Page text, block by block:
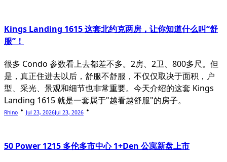
Kings Landing 1615 这套北约克两房，让你知道什么叫“舒
服”！
很多 Condo 参数看上去都差不多。2房、2卫、800多尺。但
是，真正住进去以后，舒服不舒服，不仅仅取决于面积，户
型、采光、景观和细节也非常重要。今天介绍的这套 Kings
Landing 1615 就是一套属于"越看越舒服"的房子。
Rhino Jul 23, 2026Jul 23, 2026
50 Power 1215 多伦多市中心 1+Den 公寓新盘上市